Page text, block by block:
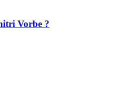
Vorbe ?